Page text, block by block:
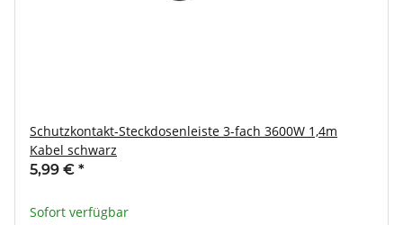
Schutzkontakt-Steckdosenleiste 3-fach 3600W 1,4m
Kabel schwarz
5,99 € *
Sofort verfügbar